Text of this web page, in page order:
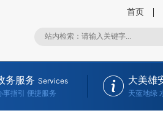
首页
务服务 Services
事指引 便捷服务
大美雄
天蓝地绿